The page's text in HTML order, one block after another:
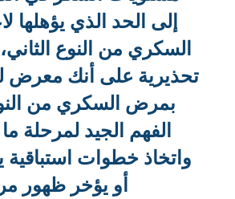
الذي يؤهلها لاعتبارها مرض
النوع الثاني، إلا أنها علامة
أنك معرض لخطر الإصابة
من النوع الثاني . إن
الجيد لمرحلة ما قبل السكري
استباقية يمكن أن يمنع
أو يؤخر ظهور مرض السكري.